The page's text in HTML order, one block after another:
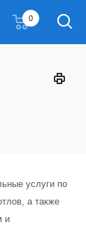
0
услуги по
а также
и